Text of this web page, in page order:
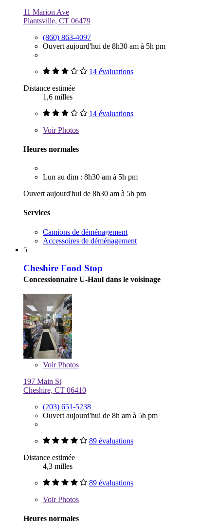
11 Marion Ave
Plantsville, CT 06479
(860) 863-4097
Ouvert aujourd'hui de 8h30 am à 5h pm
14 évaluations
Distance estimée
1,6 milles
14 évaluations
VoirPhotos
Heures normales
Lun au dim : 8h30 am à 5h pm
Ouvert aujourd'hui de 8h30 am à 5h pm
Services
Camions de déménagement
Accessoires de déménagement
5
Cheshire Food Stop
Concessionnaire U-Haul dans le voisinage
VoirPhotos
197 Main St
Cheshire, CT 06410
(203) 651-5238
Ouvert aujourd'hui de 8h am à 5h pm
89 évaluations
Distance estimée
4,3 milles
89 évaluations
VoirPhotos
Heures normales